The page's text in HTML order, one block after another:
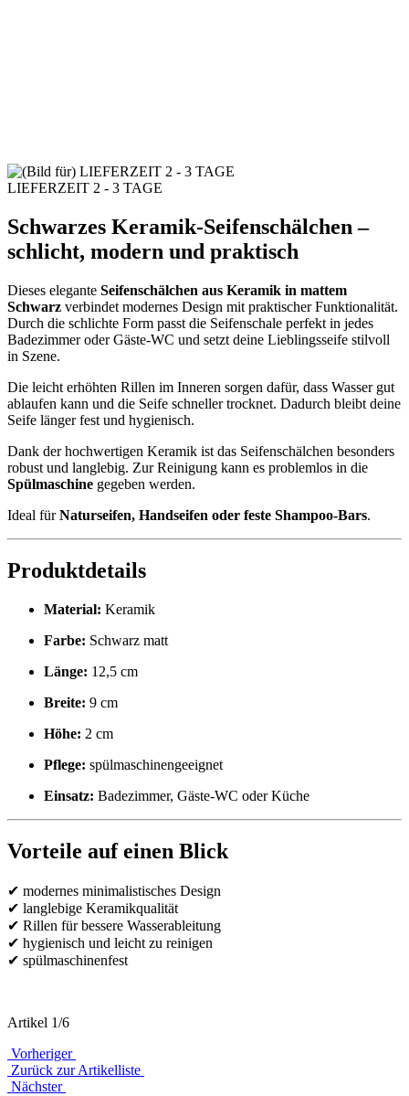
LIEFERZEIT 2 - 3 TAGE
Schwarzes Keramik-Seifenschälchen –
schlicht, modern und praktisch
Dieses elegante Seifenschälchen aus Keramik in mattem
Schwarz verbindet modernes Design mit praktischer Funktionalität.
Durch die schlichte Form passt die Seifenschale perfekt in jedes
Badezimmer oder Gäste-WC und setzt deine Lieblingsseife stilvoll
in Szene.
Die leicht erhöhten Rillen im Inneren sorgen dafür, dass Wasser gut
ablaufen kann und die Seife schneller trocknet. Dadurch bleibt deine
Seife länger fest und hygienisch.
Dank der hochwertigen Keramik ist das Seifenschälchen besonders
robust und langlebig. Zur Reinigung kann es problemlos in die
Spülmaschine gegeben werden.
Ideal fürNaturseifen, Handseifen oder feste Shampoo-Bars.
Produktdetails
Material: Keramik
Farbe: Schwarz matt
Länge: 12,5 cm
Breite: 9 cm
Höhe: 2 cm
Pflege: spülmaschinengeeignet
Einsatz: Badezimmer, Gäste-WC oder Küche
Vorteile auf einen Blick
✔ modernes minimalistisches Design
✔ langlebige Keramikqualität
✔ Rillen für bessere Wasserableitung
✔ hygienisch und leicht zu reinigen
✔ spülmaschinenfest
Artikel 1/6
Vorheriger
Zurück zur Artikelliste
Nächster